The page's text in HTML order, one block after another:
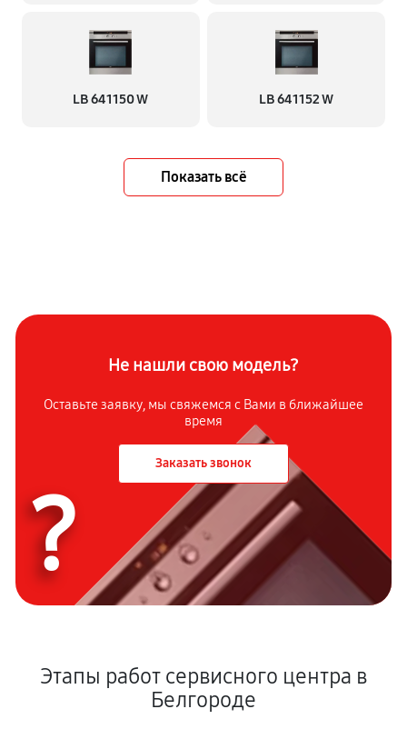
LB 641150 W LB 641152 W
Показать всё
Не нашли свою модель?
Оставьте заявку, мы свяжемся с Вами в ближайшее
время
Заказать звонок
?
Этапы работ сервисного центра в
Белгороде